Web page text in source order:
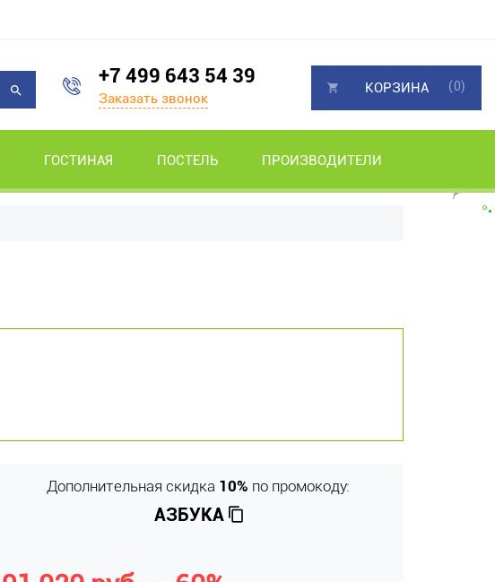
+7 499 643 54 39
Заказать звонок
ГОСТИНАЯ ПОСТЕЛЬ ПРОИЗВОДИТЕЛИ
КОРЗИНА (0)
Дополнительная скидка 10% по промокоду:
АЗБУКА